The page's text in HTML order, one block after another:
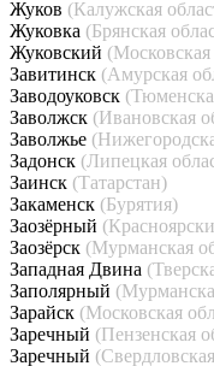
Жуков (Калужская
Жуковка (Брянская
Жуковский (Московская
Завитинск (Амурская
Заводоуковск
Заволжск (Ивановская
Заволжье
Задонск (Липецкая
Заинск (Татарстан)
Закаменск (Бурятия)
Заозёрный
Заозёрск (Мурманская
Западная Двина
Заполярный
Зарайск (Московская
Заречный (Пензенская
Заречный